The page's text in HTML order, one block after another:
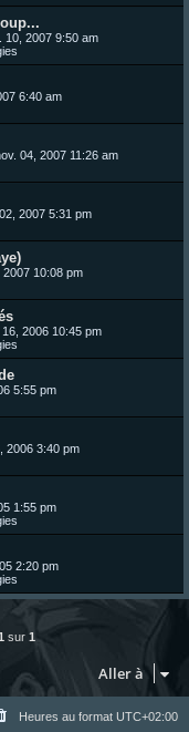
10, 2007 9:50 am
6:40 am
04, 2007 11:26 am
2007 5:31 pm
10:08 pm
2006 10:45 pm
5:55 pm
2006 3:40 pm
1:55 pm
2:20 pm
sur 1
Aller à
Heures au format UTC+02:00